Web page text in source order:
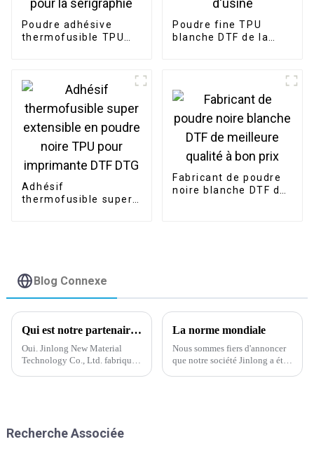
Poudre adhésive
thermofusible TPU
Poudre fine TPU
blanche DTF de la
Adhésif
thermofusible super
Fabricant de poudre
noire blanche DTF de
Blog Connexe
Qui est notre partenaire de travail ?
Oui. Jinlong New Material
Technology Co., Ltd. fabrique
technologie de pointe. Wanhua
La norme mondiale
Nous sommes fiers d'annoncer
que notre société Jinlong a été
Recherche Associée